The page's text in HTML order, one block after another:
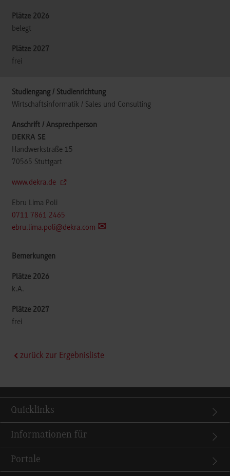
belegt
frei
Wirtschaftsinformatik / Sales und Consulting
DEKRA SE
Handwerkstraße 15
70565 Stuttgart
www.dekra.de
Ebru Lima Poli
0711 7861 2465
ebru.lima.poli@dekra.com
k.A.
frei
zurück zur Ergebnisliste
Quicklinks
Informationen für
Portale